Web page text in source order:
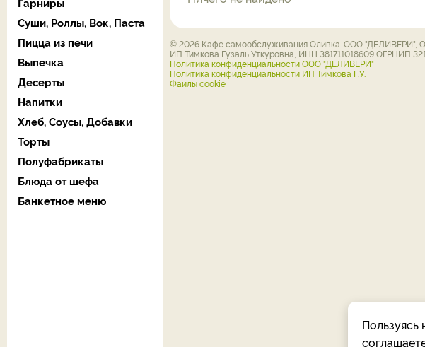
Суши, Роллы, Вок, Паста
Пицца из печи
Выпечка
Десерты
Напитки
Хлеб, Соусы, Добавки
Торты
Полуфабрикаты
Блюда от шефа
Банкетное меню
© 2026 Кафе самообслуживания Оливка. ООО "ДЕЛИВЕРИ",
ИП Тимкова Гузаль Уткуровна, ИНН 381711018609 ОГРНИП
Политика конфиденциальности ООО "ДЕЛИВЕРИ"
Политика конфиденциальности ИП Тимкова Г.У.
Файлы cookie